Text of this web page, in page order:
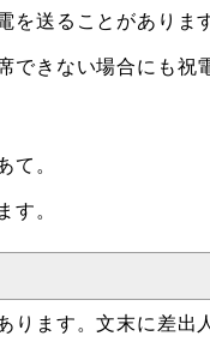
送ることがあります
きない場合にも祝
。
す。
ます。文末に差出